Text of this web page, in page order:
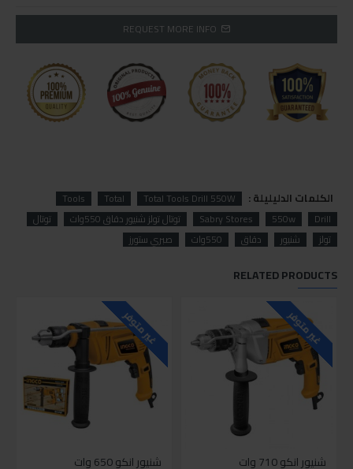
REQUEST MORE INFO
الكلمات الدليليلة : Total Tools Drill 550W
Total
Tools
Drill
550w
Sabry Stores توتال تولز شنيور دقاق 550وات
توتال
تولز
شنيور دقاق 550وات صبري ستورز
RELATED PRODUCTS
غير متوفر
شنيور انكو 710 وات
غير متوفر
شنيور انكو 650 وات